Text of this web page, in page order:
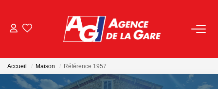
LOUER
Accueil Maison Référence 1957